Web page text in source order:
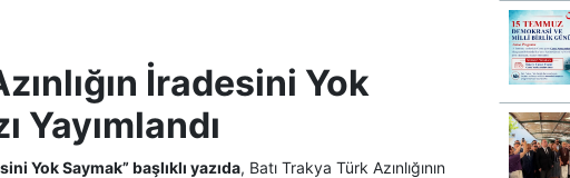
İradesini Yok
Yayımlandı
Yok Saymak” başlıklı yazıda, Batı Trakya Türk Azınlığının